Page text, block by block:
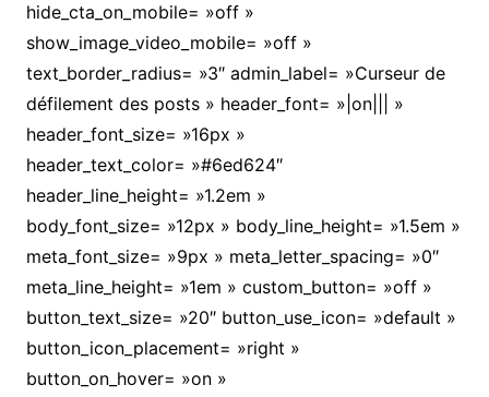
hide_cta_on_mobile= »off »
show_image_video_mobile= »off »
text_border_radius= »3″ admin_label= »Curseur de
défilement des posts » header_font= »|on||| »
header_font_size= »16px »
header_text_color= »#6ed624″
header_line_height= »1.2em »
body_font_size= »12px » body_line_height= »1.5em »
meta_font_size= »9px » meta_letter_spacing= »0″
meta_line_height= »1em » custom_button= »off »
button_text_size= »20″ button_use_icon= »default »
button_icon_placement= »right »
button_on_hover= »on »